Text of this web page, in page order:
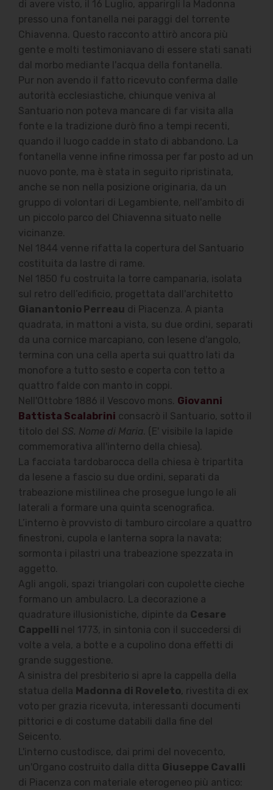
di avere visto, il 16 Luglio, apparirgli la Madonna
presso una fontanella nei paraggi del torrente
Chiavenna. Questo racconto attirò ancora più
gente e molti testimoniavano di essere stati sanati
dal morbo mediante l'acqua della fontanella.
Pur non avendo il fatto ricevuto conferma dalle
autorità ecclesiastiche, chiunque veniva al
Santuario non poteva mancare di far visita alla
fonte e la tradizione durò fino a tempi recenti,
quando il luogo cadde in stato di abbandono. La
fontanella venne infine rimossa per far posto ad un
nuovo ponte, ma è stata in seguito ripristinata,
anche se non nella posizione originaria, da un
gruppo di volontari di Legambiente, nell'ambito di
un piccolo parco del Chiavenna situato nelle
vicinanze.
Nel 1844 venne rifatta la copertura del Santuario
costituita da lastre di rame.
Nel 1850 fu costruita la torre campanaria, isolata
sul retro dell’edificio, progettata dall'architetto
Gianantonio Perreau di Piacenza. A pianta
quadrata, in mattoni a vista, su due ordini, separati
da una cornice marcapiano, con lesene d'angolo,
termina con una cella aperta sui quattro lati da
monofore a tutto sesto e coperta con tetto a
quattro falde con manto in coppi.
Nell'Ottobre 1886 il Vescovo mons. Giovanni
Battista Scalabrini consacrò il Santuario, sotto il
titolo del SS. Nome di Maria. (E' visibile la lapide
commemorativa all'interno della chiesa).
La facciata tardobarocca della chiesa è tripartita
da lesene a fascio su due ordini, separati da
trabeazione mistilinea che prosegue lungo le ali
laterali a formare una quinta scenografica.
L’interno è provvisto di tamburo circolare a quattro
finestroni, cupola e lanterna sopra la navata;
sormonta i pilastri una trabeazione spezzata in
aggetto.
Agli angoli, spazi triangolari con cupolette cieche
formano un ambulacro. La decorazione a
quadrature illusionistiche, dipinte da Cesare
Cappelli nel 1773, in sintonia con il succedersi di
volte a vela, a botte e a cupolino dona effetti di
grande suggestione.
A sinistra del presbiterio si apre la cappella della
statua della Madonna di Roveleto, rivestita di ex
voto per grazia ricevuta, interessanti documenti
pittorici e di costume databili dalla fine del
Seicento.
L'interno custodisce, dai primi del novecento,
un'Organo costruito dalla ditta Giuseppe Cavalli
di Piacenza con materiale eterogeneo più antico: